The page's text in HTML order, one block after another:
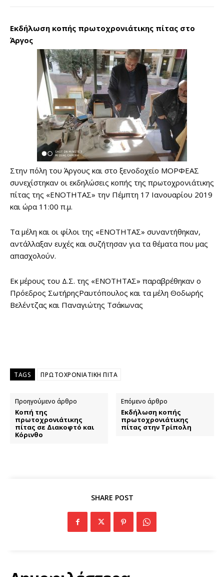
Εκδήλωση κοπής πρωτοχρονιάτικης πίτας στο
Άργος
Στην πόλη του Άργους και στο ξενοδοχείο ΜΟΡΦΕΑΣ
συνεχίστηκαν οι εκδηλώσεις κοπής της πρωτοχρονιάτικης
πίτας της «ΕΝΟΤΗΤΑΣ» την Πέμπτη 17 Ιανουαρίου 2019
και ώρα 11:00 π.μ.
Τα μέλη και οι φίλοι της «ΕΝΟΤΗΤΑΣ» συναντήθηκαν,
αντάλλαξαν ευχές και συζήτησαν για τα θέματα που μας
απασχολούν.
Εκ μέρους του Δ.Σ. της «ΕΝΟΤΗΤΑΣ» παραβρέθηκαν ο
Πρόεδρος ΣωτήρηςΡαυτόπουλος και τα μέλη Θοδωρής
Βελέντζας και Παναγιώτης Τσάκωνας
TAGS ΠΡΩΤΟΧΡΟΝΙΑΤΙΚΗ ΠΙΤΑ
Προηγούμενο άρθρο
Κοπή της
πρωτοχρονιάτικης
πίτας σε Διακοφτό και
Κόρινθο
Επόμενο άρθρο
Εκδήλωση κοπής
πρωτοχρονιάτικης
πίτας στην Τρίπολη
SHARE POST